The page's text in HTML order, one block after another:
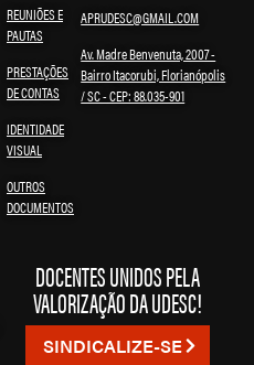
REUNIÕES E
PAUTAS
PRESTAÇÕES
DE CONTAS
IDENTIDADE
VISUAL
OUTROS
DOCUMENTOS
APRUDESC@GMAIL.COM
Av. Madre Benvenuta, 2007 -
Bairro Itacorubi, Florianópolis
/ SC - CEP: 88.035-901
DOCENTES UNIDOS PELA
VALORIZAÇÃO DA UDESC!
SINDICALIZE-SE